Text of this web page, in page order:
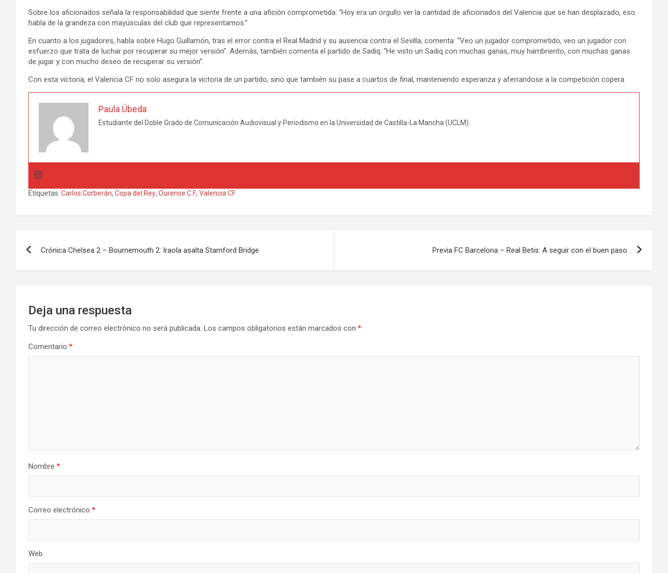
Sobre los aficionados señala la responsabilidad que siente frente a una afición comprometida: “Hoy era un orgullo ver la cantidad de aficionados del Valencia que se han desplazado, eso
habla de la grandeza con mayúsculas del club que representamos.”
En cuanto a los jugadores, habla sobre Hugo Guillamón, tras el error contra el Real Madrid y su ausencia contra el Sevilla, comenta: “Veo un jugador comprometido, veo un jugador con
esfuerzo que trata de luchar por recuperar su mejor versión”. Además, también comenta el partido de Sadiq: “He visto un Sadiq con muchas ganas, muy hambriento, con muchas ganas
de jugar y con mucho deseo de recuperar su versión”.
Con esta victoria, el Valencia CF no solo asegura la victoria de un partido, sino que también su pase a cuartos de final, manteniendo esperanza y aferrandose a la competición copera.
Paula Úbeda
Estudiante del Doble Grado de Comunicación Audiovisual y Periodismo en la Universidad de Castilla-La Mancha (UCLM).
Etiquetas: Carlos Corberán, Copa del Rey, Ourense C.F, Valencia CF
Crónica Chelsea 2 – Bournemouth 2: Iraola asalta Stamford Bridge Previa FC Barcelona – Real Betis: A seguir con el buen paso
Deja una respuesta
Tu dirección de correo electrónico no será publicada. Los campos obligatorios están marcados con *
Comentario *
Nombre *
Correo electrónico *
Web